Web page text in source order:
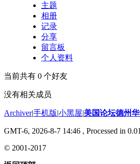
主题
相册
记录
分享
留言板
个人资料
当前共有 0 个好友
没有相关成员
Archiver|手机版|小黑屋|美国论坛德州
GMT-6, 2026-8-7 14:46 , Processed in
© 2001-2017